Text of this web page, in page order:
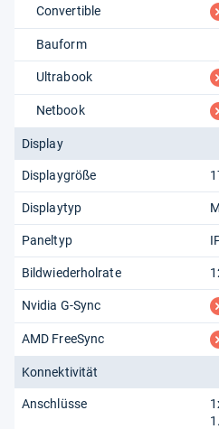
Convertible
Bauform
Ultrabook
Netbook
Display
Displaygröße
Displaytyp
Paneltyp
Bildwiederholrate
Nvidia G-Sync
AMD FreeSync
Konnektivität
Anschlüsse